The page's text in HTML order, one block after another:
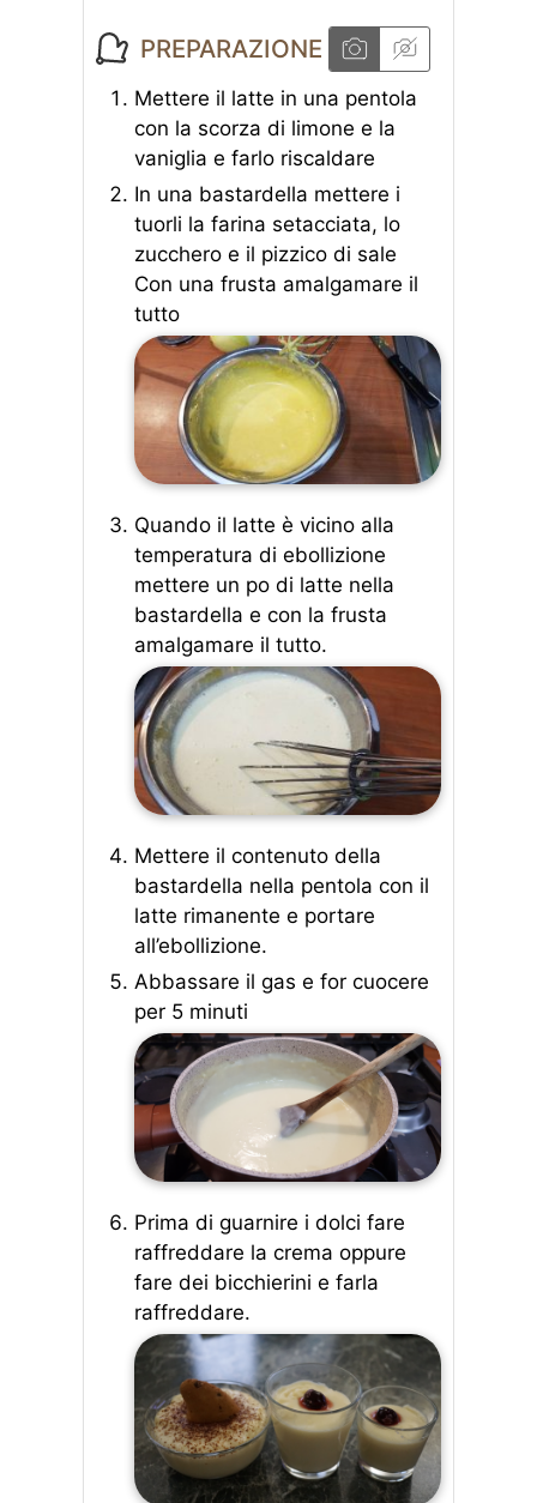
PREPARAZIONE
Mettere il latte in una pentola
con la scorza di limone e la
vaniglia e farlo riscaldare
In una bastardella mettere i
tuorli la farina setacciata, lo
zucchero e il pizzico di sale
Con una frusta amalgamare il
tutto
Quando il latte è vicino alla
temperatura di ebollizione
mettere un po di latte nella
bastardella e con la frusta
amalgamare il tutto.
Mettere il contenuto della
bastardella nella pentola con il
latte rimanente e portare
all’ebollizione.
Abbassare il gas e for cuocere
per 5 minuti
Prima di guarnire i dolci fare
raffreddare la crema oppure
fare dei bicchierini e farla
raffreddare.